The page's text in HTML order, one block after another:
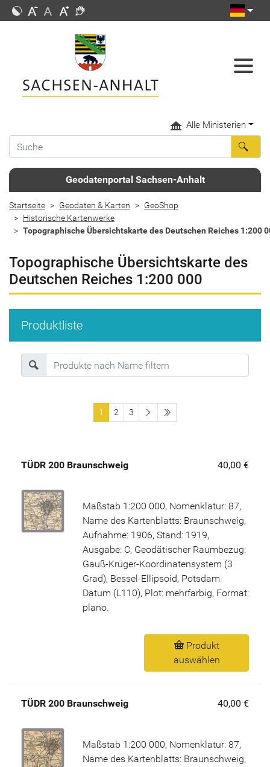
Alle Ministerien
Geodatenportal Sachsen-Anhalt
Startseite Geodaten & Karten
GeoShop
Historische Kartenwerke
Topographische Übersichtskarte des Deutschen Reiches 1:200
Topographische Übersichtskarte des
Deutschen Reiches 1:200 000
Produktliste
1 2 3 letzte Seite
TÜDR 200 Braunschweig 40,00 €
Maßstab 1:200 000, Nomenklatur: 87,
Name des Kartenblatts: Braunschweig,
Aufnahme: 1906, Stand: 1919,
Ausgabe: C, Geodätischer Raumbezug:
Gauß-Krüger-Koordinatensystem (3
Grad), Bessel-Ellipsoid, Potsdam
Datum (L110), Plot: mehrfarbig, Format:
plano.
Produkt
auswählen
TÜDR 200 Braunschweig 40,00 €
Maßstab 1:200 000, Nomenklatur: 87,
Name des Kartenblatts: Braunschweig,